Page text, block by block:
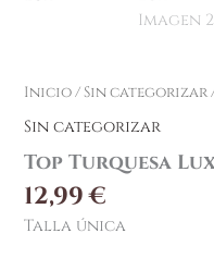
Inicio/Sin categorizar
Sin categorizar
Top Turquesa
12,99€
Talla única